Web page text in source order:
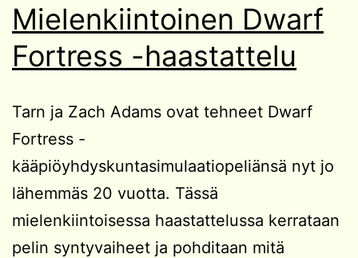
Mielenkiintoinen Dwarf
Fortress -haastattelu
Tarn ja Zach Adams ovat tehneet Dwarf
Fortress -
kääpiöyhdyskuntasimulaatiopeliänsä nyt jo
lähemmäs 20 vuotta. Tässä
mielenkiintoisessa haastattelussa kerrataan
pelin syntyvaiheet ja pohditaan mitä